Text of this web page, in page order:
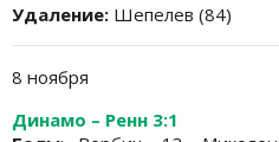
Удаление: Шепелев (84)
8 ноября
Динамо – Ренн 3:1